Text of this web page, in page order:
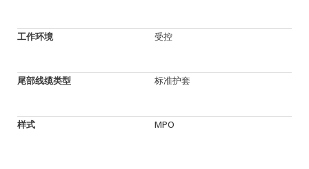
工作环境 受控
尾部线缆类型 标准护套
样式 MPO